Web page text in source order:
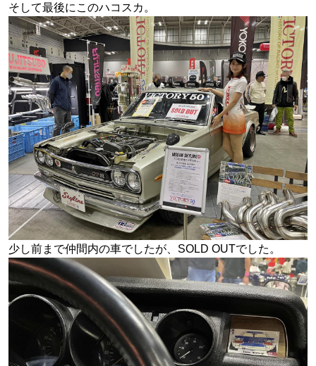
そして最後にこのハコスカ。
少し前まで仲間内の車でしたが、SOLD OUTでした。